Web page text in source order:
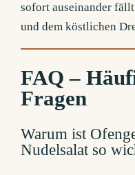
sofort auseinander
und dem köstlichen
FAQ –
Fragen
Warum ist
Nudelsalat so